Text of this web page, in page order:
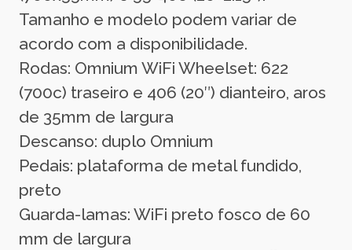
Tamanho e modelo podem variar de
acordo com a disponibilidade.
Rodas: Omnium WiFi Wheelset: 622
(700c) traseiro e 406 (20″) dianteiro, aros
de 35mm de largura
Descanso: duplo Omnium
Pedais: plataforma de metal fundido,
preto
Guarda-lamas: WiFi preto fosco de 60
mm de largura